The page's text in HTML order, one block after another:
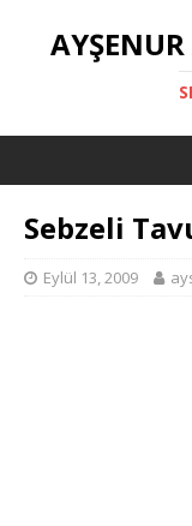
Sebzeli
Eylül 13, 2009